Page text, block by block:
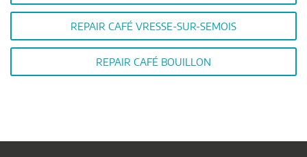
REPAIR CAFÉ VRESSE-SUR-SEMOIS
REPAIR CAFÉ BOUILLON